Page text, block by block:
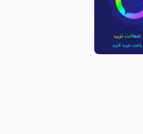
مخاطب: